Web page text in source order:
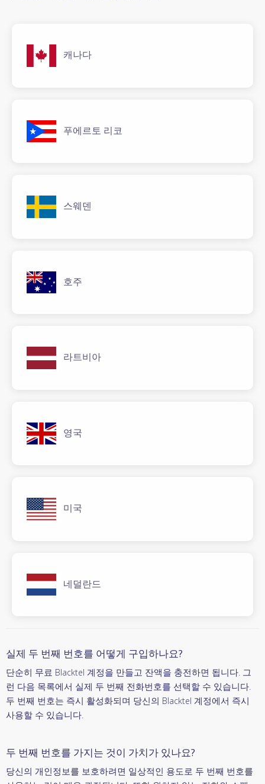
캐나다
푸에르토 리코
스웨덴
호주
라트비아
영국
미국
네덜란드
실제 두 번째 번호를 어떻게 구입하나요?
단순히 무료 Blacktel 계정을 만들고 잔액을 충전하면 됩니다. 그
런 다음 목록에서 실제 두 번째 전화번호를 선택할 수 있습니다.
두 번째 번호는 즉시 활성화되며 당신의 Blacktel 계정에서 즉시
사용할 수 있습니다.
두 번째 번호를 가지는 것이 가치가 있나요?
당신의 개인정보를 보호하려면 일상적인 용도로 두 번째 번호를